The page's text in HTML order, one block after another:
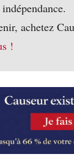
achetez
!